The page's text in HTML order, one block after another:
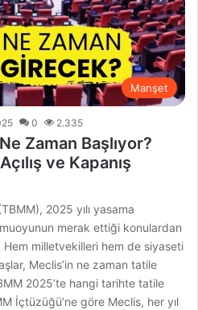
Manşet
0 2.335
Zaman Başlıyor?
ve Kapanış
2025 yılı yasama
merak ettiği konulardan
milletvekilleri hem de siyaseti
Meclis’in ne zaman tatile
2025’te hangi tarihte tatile
İçtüzüğü’ne göre Meclis, her yıl